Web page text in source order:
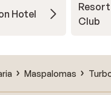
Hotel
Resort
Club
Maspalomas